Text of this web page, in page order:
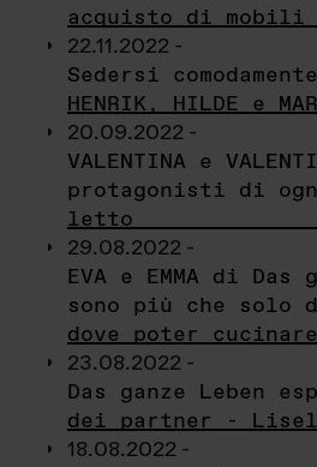
acquisto di mobili
22.11.2022 -
Sedersi
HENRIK, HILDE e
20.09.2022 -
VALENTINA e
protagonisti di
letto
29.08.2022 -
EVA e EMMA di Das
sono più che solo
dove poter cucinare
23.08.2022 -
Das ganze Leben
dei partner -
18.08.2022 -